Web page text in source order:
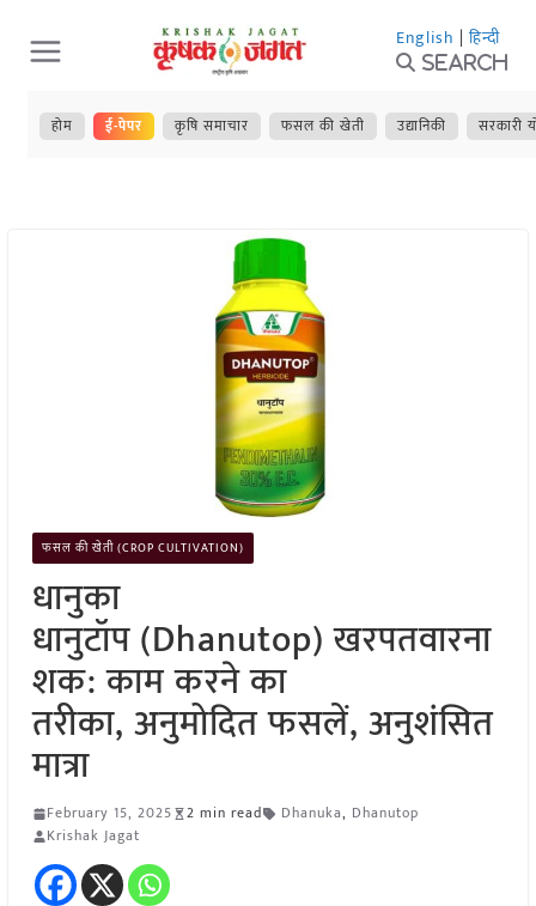
Skip
to
content
English | हिन्दी
Search
होम ई-पेपर कृषि समाचार फसल की खेती उद्यानिकी सरकारी
फसल की खेती (CROP CULTIVATION)
धानुका
धानुटॉप (Dhanutop) खरपतवारना
शक: काम करने का
तरीका, अनुमोदित फसलें, अनुशंसित
मात्रा
February 15, 2025 2 min read Dhanuka, Dhanutop
Krishak Jagat